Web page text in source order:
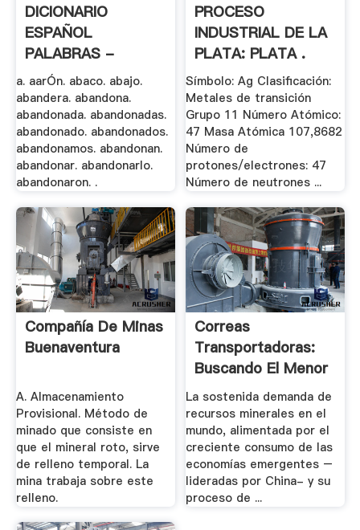
DICIONARIO
ESPAÑOL
PALABRAS -
Actiweb.es
a. aarÓn. abaco. abajo.
abandera. abandona.
abandonada. abandonadas.
abandonado. abandonados.
abandonamos. abandonan.
abandonar. abandonarlo.
abandonaron. .
PROCESO
INDUSTRIAL DE LA
PLATA: PLATA .
Símbolo: Ag Clasificación:
Metales de transición
Grupo 11 Número Atómico:
47 Masa Atómica 107,8682
Número de
protones/electrones: 47
Número de neutrones ...
Compañía De Minas
Buenaventura
A. Almacenamiento
Provisional. Método de
minado que consiste en
que el mineral roto, sirve
de relleno temporal. La
mina trabaja sobre este
relleno.
Correas
Transportadoras:
Buscando El Menor
.
La sostenida demanda de
recursos minerales en el
mundo, alimentada por el
creciente consumo de las
economías emergentes –
lideradas por China- y su
proceso de ...